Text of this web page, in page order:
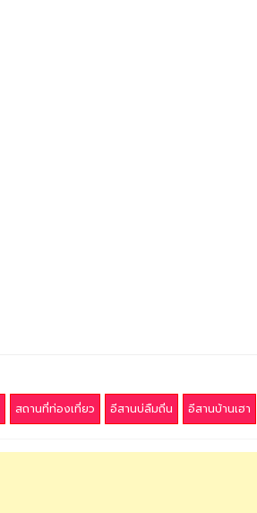
สถานที่ท่องเที่ยว อีสานบ่ลืมถิ่น อีสานบ้านเฮา